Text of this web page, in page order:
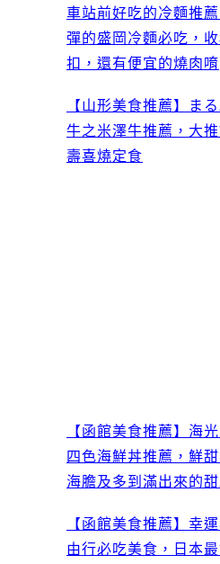
車站前好吃的冷麵推
彈的盛岡冷麵必吃，
扣，還有便宜的燒肉唷
【山形美食推薦】ま
牛之米澤牛推薦，大
壽喜燒定食
【函館美食推薦】海
四色海鮮丼推薦，鮮
海膽及多到滿出來的
【函館美食推薦】幸
由行必吃美食，日本